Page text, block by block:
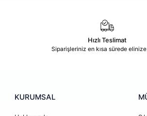
Hızlı Teslimat
Siparişleriniz en kısa sürede elinize
KURUMSAL